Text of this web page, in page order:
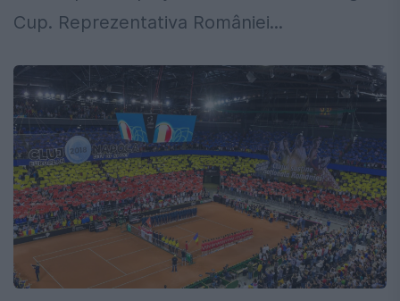
Cup. Reprezentativa României...